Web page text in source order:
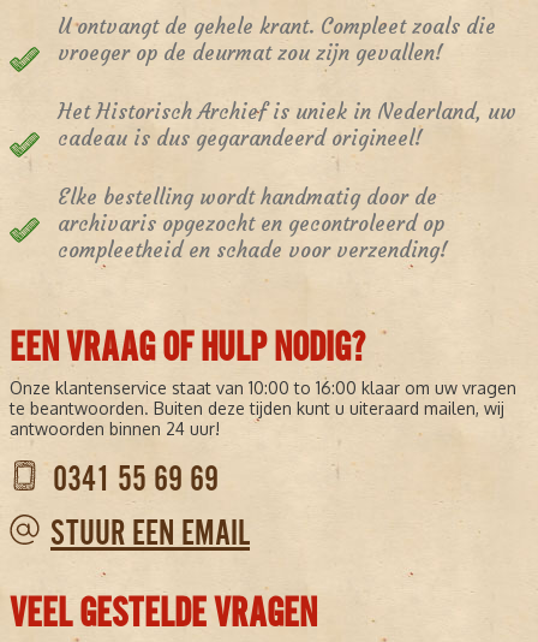
U ontvangt de gehele krant. Compleet zoals die
vroeger op de deurmat zou zijn gevallen!
Het Historisch Archief is uniek in Nederland, uw
cadeau is dus gegarandeerd origineel!
Elke bestelling wordt handmatig door de
archivaris opgezocht en gecontroleerd op
compleetheid en schade voor verzending!
EEN VRAAG OF HULP NODIG?
Onze klantenservice staat van 10:00 to 16:00 klaar om uw vragen
te beantwoorden. Buiten deze tijden kunt u uiteraard mailen, wij
antwoorden binnen 24 uur!
0341 55 69 69
STUUR EEN EMAIL
VEEL GESTELDE VRAGEN